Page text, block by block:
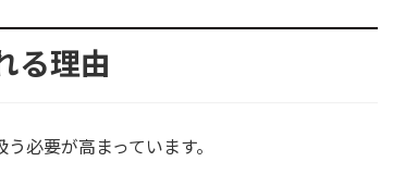
る理由
必要が高まっています。